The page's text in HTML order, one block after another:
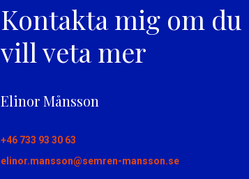
Kontakta mig om du
vill veta mer
Elinor Månsson
+46 733 93 30 63
elinor.mansson@semren-mansson.se